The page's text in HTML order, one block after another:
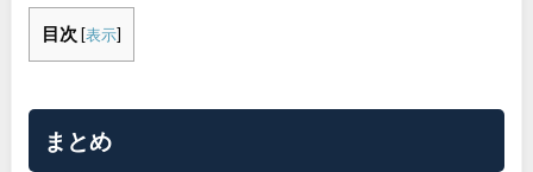
目次 [表示]
まとめ